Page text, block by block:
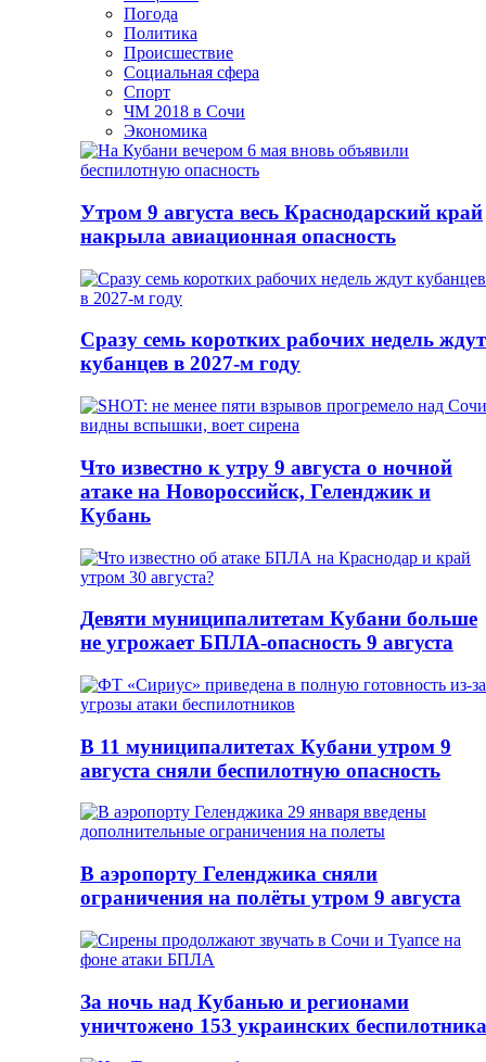
Погода
Политика
Происшествие
Социальная сфера
Спорт
ЧМ 2018 в Сочи
Экономика
Утром 9 августа весь Краснодарский край
накрыла авиационная опасность
Сразу семь коротких рабочих недель ждут
кубанцев в 2027-м году
Что известно к утру 9 августа о ночной
атаке на Новороссийск, Геленджик и
Кубань
Девяти муниципалитетам Кубани больше
не угрожает БПЛА-опасность 9 августа
В 11 муниципалитетах Кубани утром 9
августа сняли беспилотную опасность
В аэропорту Геленджика сняли
ограничения на полёты утром 9 августа
За ночь над Кубанью и регионами
уничтожено 153 украинских беспилотника